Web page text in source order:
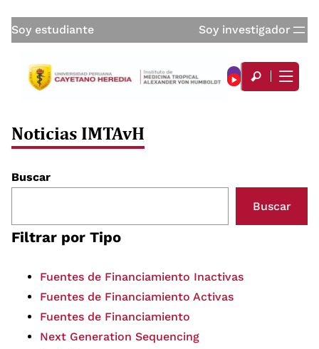
Soy estudiante Soy investigador
Noticias IMTAvH
Buscar
Buscar
Filtrar por Tipo
Fuentes de Financiamiento Inactivas
Fuentes de Financiamiento Activas
Fuentes de Financiamiento
Next Generation Sequencing